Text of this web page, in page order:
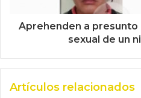
Aprehenden a
sexual de un
Artículos relacionados